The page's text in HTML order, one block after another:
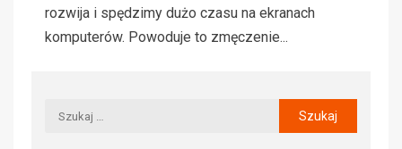
rozwija i spędzimy dużo czasu na ekranach
komputerów. Powoduje to zmęczenie...